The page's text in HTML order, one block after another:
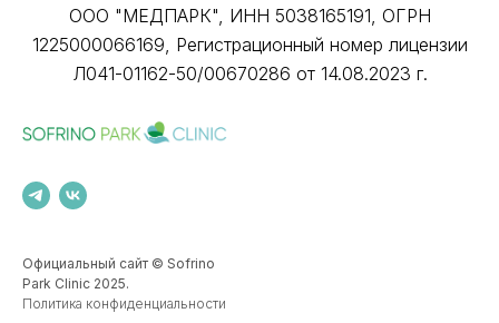
ООО "МЕДПАРК", ИНН 5038165191, ОГРН
1225000066169, Регистрационный номер лицензии
Л041-01162-50/00670286 от 14.08.2023 г.
Официальный сайт © Sofrino
Park Clinic 2025.
Политика конфиденциальности